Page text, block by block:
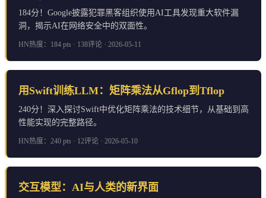
184分！Google披露犯罪黑客组织使用AI工具发现重大软件漏
洞，揭示AI在网络安全中的双面性。
HN热度：184 pts · 138评论 · 2026-05-11
用Swift训练LLM：矩阵乘法从Gflop到Tflop
240分！深入探讨Swift中优化矩阵乘法的技术细节，从基础到高
性能实现的完整路径。
HN热度：240 pts · 12评论 · 2026-05-10
交互模型：AI与人类的新界面